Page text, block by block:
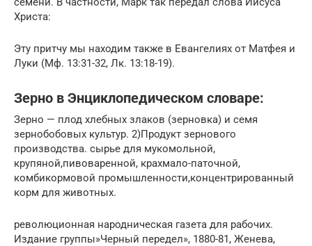
Христа:
Эту притчу мы находим также в Евангелиях от Матфея и
Луки (Мф. 13:31-32, Лк. 13:18-19).
Зерно в Энциклопедическом словаре:
Зерно — плод хлебных злаков (зерновка) и семя
зернобобовых культур. 2)Продукт зернового
производства. сырье для мукомольной,
крупяной,пивоваренной, крахмало-паточной,
комбикормовой промышленности,концентрированный
корм для животных.
революционная народническая газета для рабочих.
Издание группы»Черный передел», 1880-81, Женева,